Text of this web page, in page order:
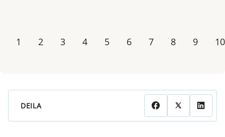
1 2 3 4 5 6 7 8 9 10
DEILA